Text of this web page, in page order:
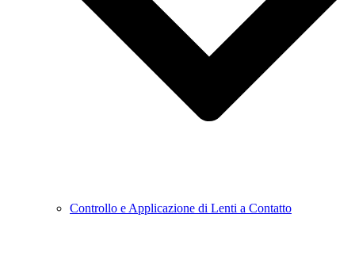
Controllo e Applicazione di Lenti a Contatto